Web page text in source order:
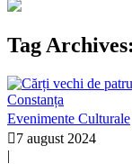
Tag
Evenimente Culturale
7 august 2024
|